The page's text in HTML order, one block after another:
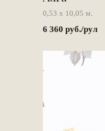
0,53 х 10,05 м.
6 360 руб./рул